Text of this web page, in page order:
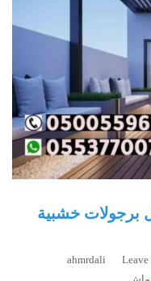
برجولات خشبية
ahmrdali
Leave